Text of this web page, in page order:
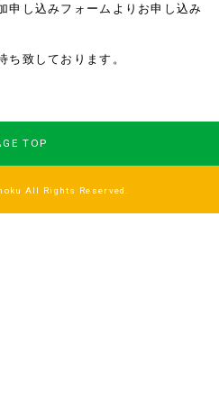
申し込みフォームよりお申し込み
ち致しております。
TOP
All Rights Reserved.